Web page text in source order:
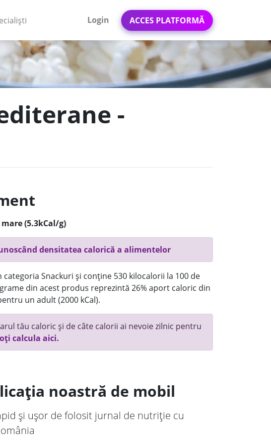
Login ACCES PLATFORMĂ
-
(5.3kCal/g)
densitatea calorică a alimentelor
Snackuri și conține 530 kilocalorii la 100 de
din acest produs reprezintă 26% aport caloric din
un adult (2000 kCal).
tău caloric și de câte calorii ai nevoie zilnic pentru
calcula aici.
noastră de mobil
și ușor de folosit jurnal de nutriție cu